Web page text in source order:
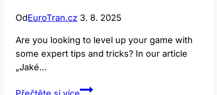
OdEuroTran.cz 3. 8. 2025
Are you looking to level up your game with
some expert tips and tricks? In our article
„Jaké…
Tips